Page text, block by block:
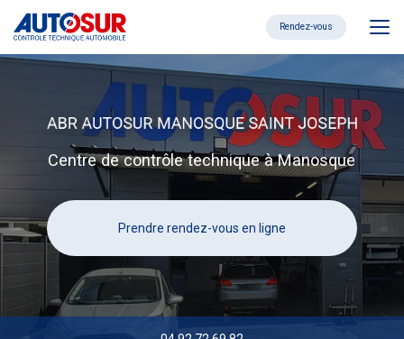
contenu
principal
Rendez-vous
Centre de contrôle technique à Manosque
Prendre rendez-vous en ligne